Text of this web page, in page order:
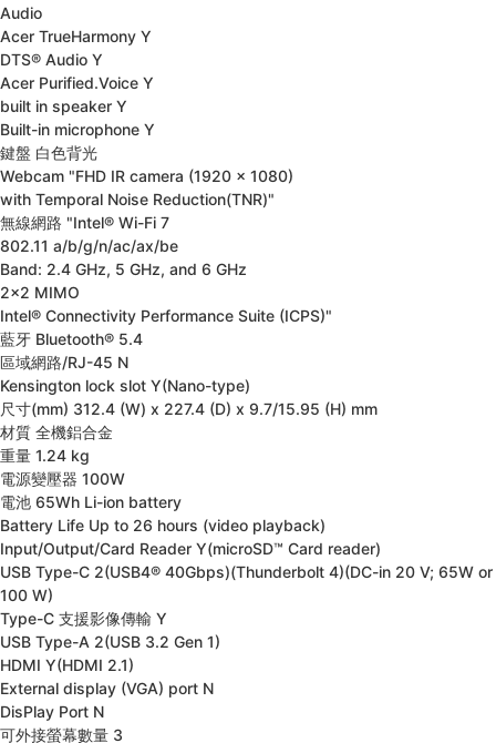
Audio
Acer TrueHarmony Y
DTS® Audio Y
Acer Purified.Voice Y
built in speaker Y
Built-in microphone Y
鍵盤 白色背光
Webcam "FHD IR camera (1920 x 1080)
with Temporal Noise Reduction(TNR)"
無線網路 "Intel® Wi-Fi 7
802.11 a/b/g/n/ac/ax/be
Band: 2.4 GHz, 5 GHz, and 6 GHz
2x2 MIMO
Intel® Connectivity Performance Suite (ICPS)"
藍牙 Bluetooth® 5.4
區域網路/RJ-45 N
Kensington lock slot Y(Nano-type)
尺寸(mm) 312.4 (W) x 227.4 (D) x 9.7/15.95 (H) mm
材質 全機鋁合金
重量 1.24 kg
電源變壓器 100W
電池 65Wh Li-ion battery
Battery Life Up to 26 hours (video playback)
Input/Output/Card Reader Y(microSD™ Card reader)
USB Type-C 2(USB4® 40Gbps)(Thunderbolt 4)(DC-in 20 V; 65W or
100 W)
Type-C 支援影像傳輸 Y
USB Type-A 2(USB 3.2 Gen 1)
HDMI Y(HDMI 2.1)
External display (VGA) port N
DisPlay Port N
可外接螢幕數量 3